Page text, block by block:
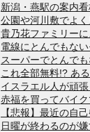
新潟・燕駅の案内
公園や河川敷でよ
貴乃花ファミリー
電線にとんでもな
スーパーでとんで
これ全部無料!? あ
イスラエル人が頑
赤福を買ってバイ
【悲報】最近の自
日曜が終わるのが